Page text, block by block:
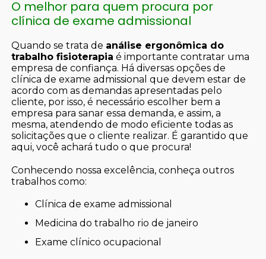
O melhor para quem procura por
clínica de exame admissional
Quando se trata de análise ergonômica do
trabalho fisioterapia é importante contratar uma
empresa de confiança. Há diversas opções de
clínica de exame admissional que devem estar de
acordo com as demandas apresentadas pelo
cliente, por isso, é necessário escolher bem a
empresa para sanar essa demanda, e assim, a
mesma, atendendo de modo eficiente todas as
solicitações que o cliente realizar. É garantido que
aqui, você achará tudo o que procura!
Conhecendo nossa excelência, conheça outros
trabalhos como:
clínica de exame admissional
medicina do trabalho rio de janeiro
exame clínico ocupacional